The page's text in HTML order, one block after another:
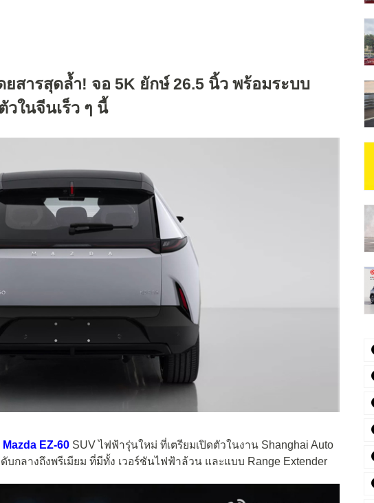
ยสารสุดล้ำ! จอ 5K ยักษ์ 26.5 นิ้ว พร้อมระบบ
วในจีนเร็ว ๆ นี้
Mazda EZ-60 SUV ไฟฟ้ารุ่นใหม่ ที่เตรียมเปิดตัวในงาน Shanghai Auto
บกลางถึงพรีเมียม ที่มีทั้ง เวอร์ชันไฟฟ้าล้วน และแบบ Range Extender